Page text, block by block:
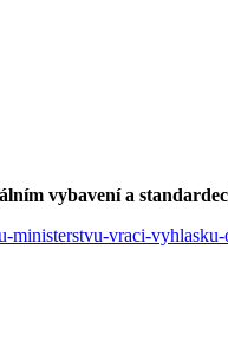
vybavení a
ministerstvu-vraci-